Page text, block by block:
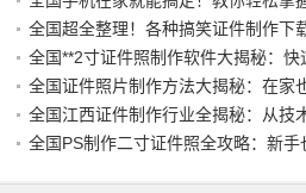
全国超全整理！各种搞笑证件制作下
全国**2寸证件照制作软件大揭秘：
全国证件照片制作方法大揭秘：在家
全国江西证件制作行业全揭秘：从技
全国PS制作二寸证件照全攻略：新